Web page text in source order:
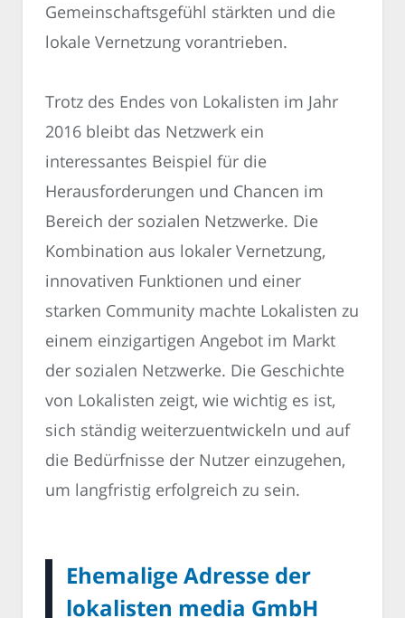
Gemeinschaftsgefühl stärkten und die
lokale Vernetzung vorantrieben.
Trotz des Endes von Lokalisten im Jahr
2016 bleibt das Netzwerk ein
interessantes Beispiel für die
Herausforderungen und Chancen im
Bereich der sozialen Netzwerke. Die
Kombination aus lokaler Vernetzung,
innovativen Funktionen und einer
starken Community machte Lokalisten zu
einem einzigartigen Angebot im Markt
der sozialen Netzwerke. Die Geschichte
von Lokalisten zeigt, wie wichtig es ist,
sich ständig weiterzuentwickeln und auf
die Bedürfnisse der Nutzer einzugehen,
um langfristig erfolgreich zu sein.
Ehemalige Adresse der
lokalisten media GmbH